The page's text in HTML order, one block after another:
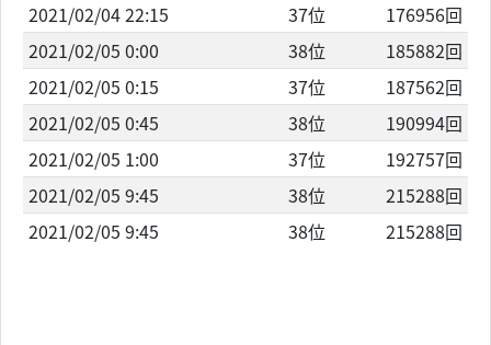
2021/02/04 22:15
37位
176956回
2021/02/05 0:00
38位
185882回
2021/02/05 0:15
37位
187562回
2021/02/05 0:45
38位
190994回
2021/02/05 1:00
37位
192757回
2021/02/05 9:45
38位
215288回
2021/02/05 9:45
38位 215288回